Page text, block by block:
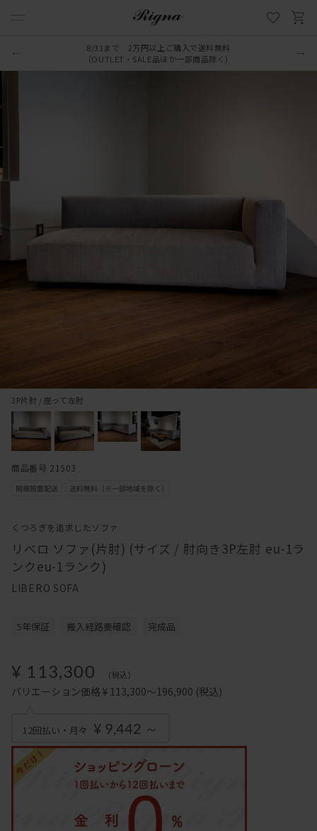
LINE新規追加でクーポンプレゼント
8/31まで 2万円以上ご購入で送料無料
（OUTLET・SALE品ほか一部商品除く）
くつろぎを追求したソファ
リベロ ソファ(片肘) (サイズ / 肘向き3P左肘 eu-1ラ
ンクeu-1ランク)
LIBERO SOFA
3P片肘 / 座って左肘
5年保証 搬入経路要確認 完成品
¥ 113,300 (税込)
バリエーション価格 ¥ 113,300～196,900 (税込)
12回払い・月々 ¥ 9,442 ～
商品番号 21503